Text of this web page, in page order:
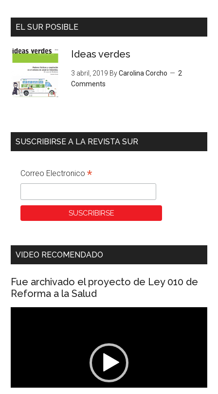
EL SUR POSIBLE
Ideas verdes
3 abril, 2019 ByCarolina Corcho
2
Comments
SUSCRIBIRSE A LA REVISTA SUR
Correo Electronico*
VIDEO RECOMENDADO
Fue archivado el proyecto de Ley 010 de
Reforma a la Salud